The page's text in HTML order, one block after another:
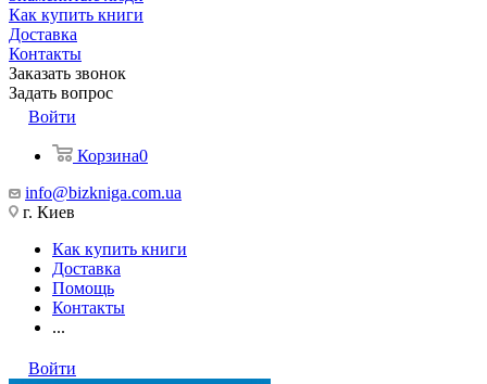
Как купить книги
Доставка
Контакты
Заказать звонок
Задать вопрос
Войти
Корзина0
info@bizkniga.com.ua
г. Киев
Как купить книги
Доставка
Помощь
Контакты
...
Войти